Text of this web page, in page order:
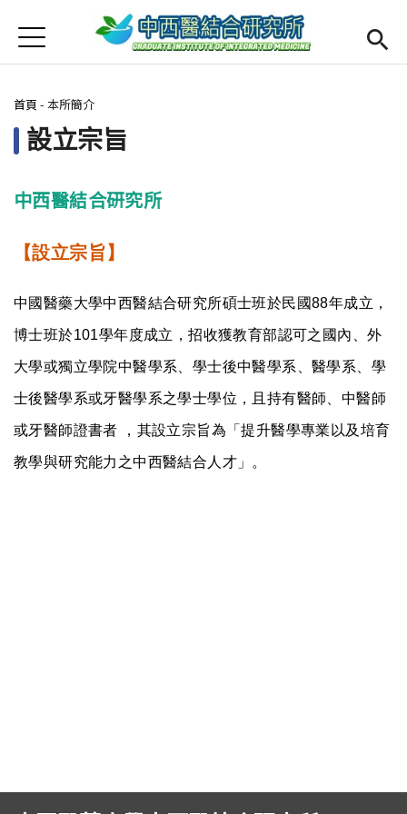
首頁
最新消息
Open submenu (本所簡介)
本所簡介
Open submenu (師資陣容)
師資陣容
Open submenu (課程規劃)
課程規劃
Open submenu (學生專區)
學生專區
Open
English
Jump to Navigation
Jump to Main content
您在這裡
首頁 - 本所簡介
設立宗旨
中西醫結合研究所
【設立宗旨】
中國醫藥大學中西醫結合研究所碩士班於民國88年成立，
博士班於101學年度成立，招收獲教育部認可之國內、外
大學或獨立學院中醫學系、學士後中醫學系、醫學系、學
士後醫學系或牙醫學系之學士學位，且持有醫師、中醫師
或牙醫師證書者 ，其設立宗旨為「提升醫學專業以及培育
教學與研究能力之中西醫結合人才」。